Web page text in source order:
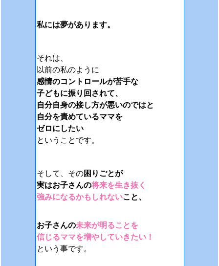
私には夢があります。
それは、
以前の私のように
感情のコントロールが苦手な
子どもに振り回されて、
自分自身の接し方が悪いのではと
自分を責めているママを
ゼロにしたい
ということです。
そして、その困りごとが
実はお子さんの将来を生き抜く
強みになるかもしれないこと、
お子さんの未来が明ることを
信じるママを増やしていきたい！
という事です。